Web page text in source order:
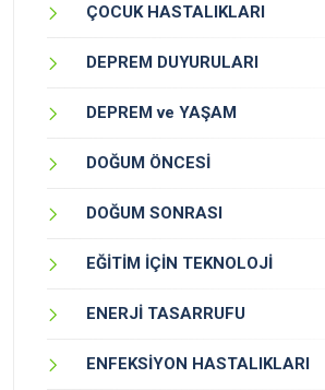
ÇOCUK HASTALIKLARI
DEPREM DUYURULARI
DEPREM ve YAŞAM
DOĞUM ÖNCESİ
DOĞUM SONRASI
EĞİTİM İÇİN TEKNOLOJİ
ENERJİ TASARRUFU
ENFEKSİYON HASTALIKLARI